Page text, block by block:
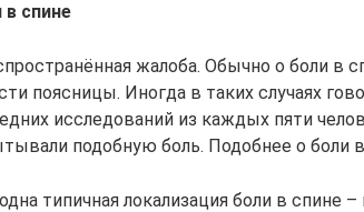
в спине
жалоба. Обычно о боли в
поясницы. Иногда в таких случаях
исследований из каждых пяти
подобную боль. Подобнее о боли
типичная локализация боли в спине